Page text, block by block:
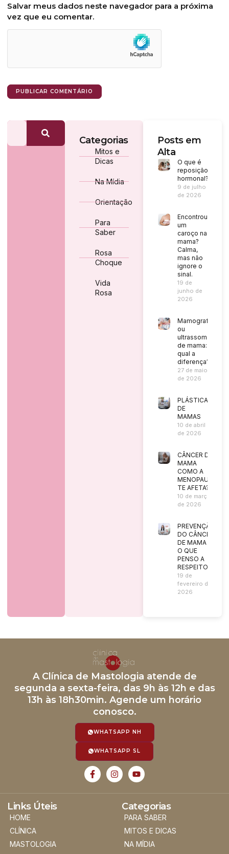
Salvar meus dados neste navegador para a próxima
vez que eu comentar.
Categorias
Mitos e
Dicas
Na Mídia
Orientação
Para
Saber
Rosa
Choque
Vida
Rosa
Posts em
Alta
O que é
reposição
hormonal?
9 de julho
de 2026
Encontrou
um
caroço na
mama?
Calma,
mas não
ignore o
sinal.
19 de
junho de
2026
Mamografia
ou
ultrassom
de mama:
qual a
diferença?
27 de maio
de 2026
PLÁSTICA
DE
MAMAS
10 de abril
de 2026
CÂNCER DE
MAMA
COMO A
MENOPAUSA
TE AFETA?
10 de março
de 2026
PREVENÇÃO
DO CÂNCER
DE MAMA |
O QUE
PENSO A
RESPEITO?
19 de
fevereiro de
2026
A Clínica de Mastologia atende de
segunda a sexta-feira, das 9h às 12h e das
13h às 18h30min. Agende um horário
conosco.
WHATSAPP NH
WHATSAPP SL
Links Úteis
HOME
CLÍNICA
MASTOLOGIA
Categorias
PARA SABER
MITOS E DICAS
NA MÍDIA